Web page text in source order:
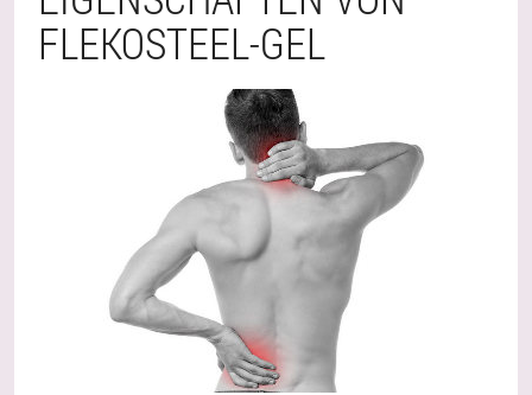
FLEKOSTEEL-GEL